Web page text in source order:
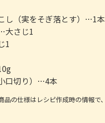
し（実をそぎ落とす）…1本
大さじ1
1
口切り）…4本
品の仕様はレシピ作成時の情報で